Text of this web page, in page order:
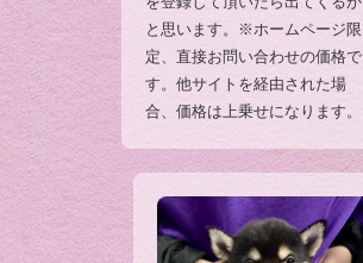
と思います。※ホームページ限
定、直接お問い合わせの価格で
す。他サイトを経由された場
合、価格は上乗せになります。